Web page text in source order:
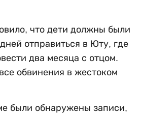
что дети должны были
отправиться в Юту, где
два месяца с отцом.
обвинения в жестоком
были обнаружены записи,